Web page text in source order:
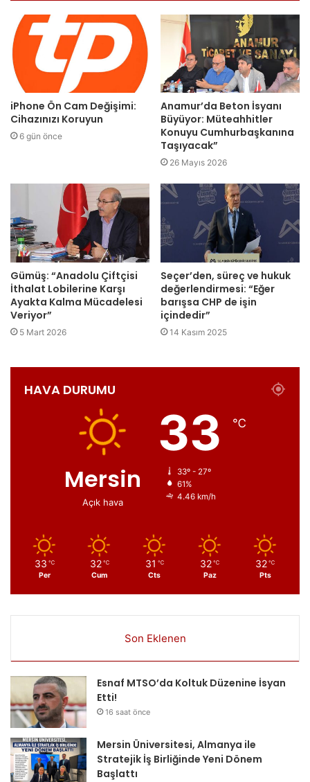
iPhone Ön Cam Değişimi:
Cihazınızı Koruyun
6 gün önce
Anamur’da Beton İsyanı
Büyüyor: Müteahhitler
Konuyu Cumhurbaşkanına
Taşıyacak”
26 Mayıs 2026
Gümüş: “Anadolu Çiftçisi
İthalat Lobilerine Karşı
Ayakta Kalma Mücadelesi
Veriyor”
5 Mart 2026
Seçer’den, süreç ve hukuk
değerlendirmesi: “Eğer
barışsa CHP de işin
içindedir”
14 Kasım 2025
HAVA DURUMU
Mersin
Açık hava
33 ℃
33º - 27º
61%
4.46 km/h
33 ℃
Per
32 ℃
Cum
31 ℃
Cts
32 ℃
Paz
32 ℃
Pts
Son Eklenen
Esnaf MTSO’da Koltuk Düzenine İsyan
Etti!
16 saat önce
Mersin Üniversitesi, Almanya ile
Stratejik İş Birliğinde Yeni Dönem
Başlattı